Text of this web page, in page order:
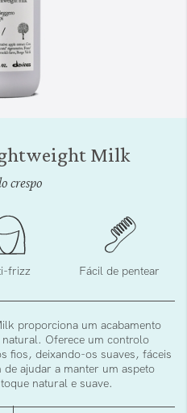
Milk
crespo
frizz Fácil de pentear
proporciona um acabamento
Oferece um controlo
fios, deixando-os suaves, fáceis
ajudar a manter um aspeto
natural e suave.